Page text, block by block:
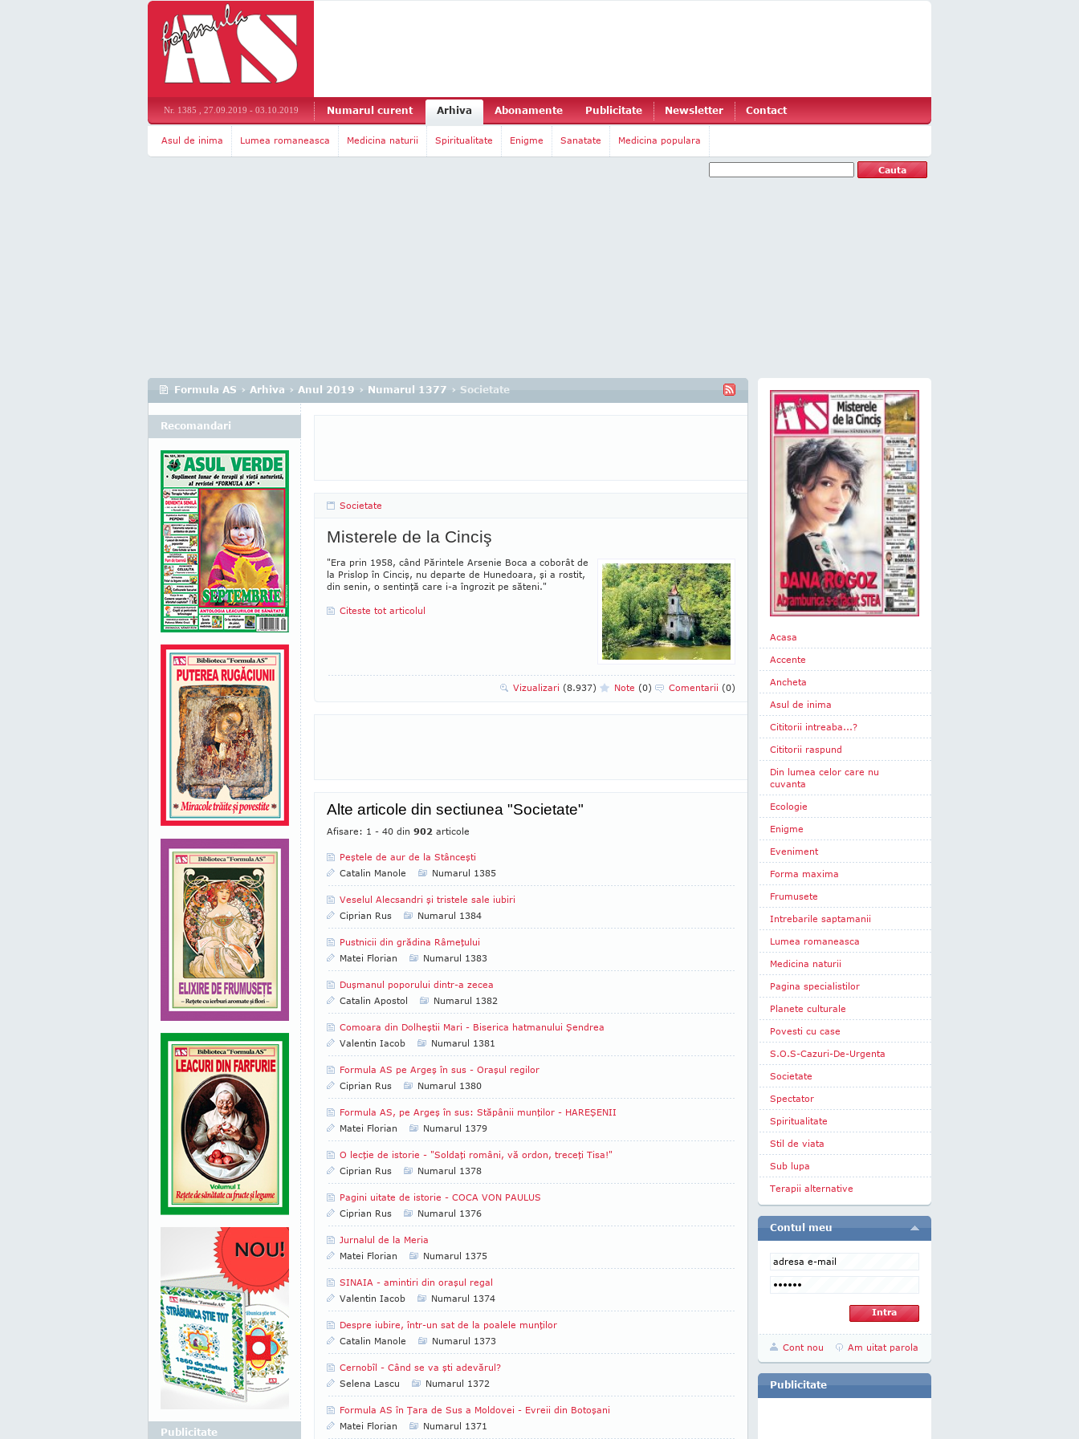
Nr. 1385 , 27.09.2019 - 03.10.2019 Numarul curent Arhiva Abonamente Publicitate Newsletter Contact
Asul de inima Lumea romaneasca Medicina naturii Spiritualitate Enigme Sanatate Medicina populara
Formula AS › Arhiva › Anul 2019 › Numarul 1377 › Societate
Societate
Misterele de la Cinciş
"Era prin 1958, când Părintele Arsenie Boca a coborât de
la Prislop în Cinciş, nu de­parte de Hunedoara, şi a rostit,
din se­nin, o sentinţă care i-a îngrozit pe săteni."
Citeste tot articolul
Vizualizari (8.937) Note (0) Comentarii (0)
Alte articole din sectiunea "Societate"
Afisare: 1 - 40 din 902 articole
Peştele de aur de la Stânceşti
Catalin Manole
Numarul 1385
Veselul Alecsandri şi tristele sale iubiri
Ciprian Rus
Numarul 1384
Pustnicii din grădina Râmeţului
Matei Florian
Numarul 1383
Duşmanul poporului dintr-a zecea
Catalin Apostol
Numarul 1382
Comoara din Dolheştii Mari - Biserica hatmanului Şendrea
Valentin Iacob
Numarul 1381
Formula AS pe Argeş în sus - Oraşul regilor
Ciprian Rus
Numarul 1380
Formula AS, pe Argeş în sus: Stăpânii munţilor - HAREŞENII
Matei Florian
Numarul 1379
O lecţie de istorie - "Soldaţi români, vă ordon, treceţi Tisa!"
Ciprian Rus
Numarul 1378
Pagini uitate de istorie - COCA VON PAULUS
Ciprian Rus
Numarul 1376
Jurnalul de la Meria
Matei Florian
Numarul 1375
SINAIA - amintiri din oraşul regal
Valentin Iacob
Numarul 1374
Despre iubire, într-un sat de la poalele munţilor
Catalin Manole
Numarul 1373
Cernobîl - Când se va şti adevărul?
Selena Lascu
Numarul 1372
Formula AS în Ţara de Sus a Moldovei - Evreii din Botoşani
Matei Florian
Numarul 1371
Recomandari
Publicitate
Acasa
Accente
Ancheta
Asul de inima
Cititorii intreaba...?
Cititorii raspund
Din lumea celor care nu
cuvanta
Ecologie
Enigme
Eveniment
Forma maxima
Frumusete
Intrebarile saptamanii
Lumea romaneasca
Medicina naturii
Pagina specialistilor
Planete culturale
Povesti cu case
S.O.S-Cazuri-De-Urgenta
Societate
Spectator
Spiritualitate
Stil de viata
Sub lupa
Terapii alternative
Contul meu
Cont nou Am uitat parola
Publicitate